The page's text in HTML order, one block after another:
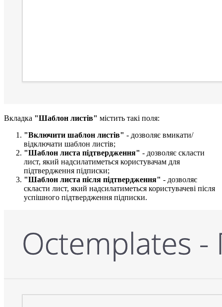
Вкладка "Шаблон листів" містить такі поля:
"Включити шаблон листів​" - дозволяє вмикати/
відключати шаблон листів;
"Шаблон листа підтвердження" - дозволяє скласти
лист, який надсилатиметься користувачам для
підтвердження підписки;
"Шаблон листа після підтвердження" - дозволяє
скласти лист, який надсилатиметься користувачеві після
успішного підтвердження підписки.